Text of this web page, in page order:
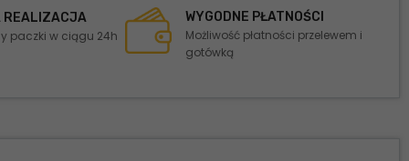
REALIZACJA
paczki w ciągu 24h
WYGODNE PŁATNOŚCI
Możliwość płatności przelewem i
gotówką